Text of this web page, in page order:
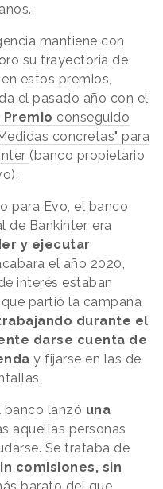
mantiene con
su trayectoria de
estos premios,
el pasado año con el
Premio conseguido
concretas" para
(banco propietario
para Evo, el banco
de Bankinter, era
y ejecutar
el año 2020,
interés estaban
partió la campaña
durante el
darse cuenta de
y fijarse en las de
banco lanzó una
aquellas personas
Se trataba de
comisiones, sin